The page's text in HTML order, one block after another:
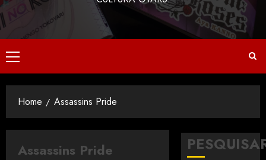
Home Assassins Pride
Assassins Pride